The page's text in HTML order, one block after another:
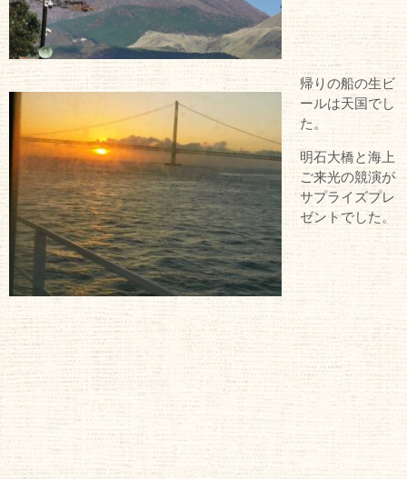
帰りの船の生ビ
ールは天国でし
た。
明石大橋と海上
ご来光の競演が
サプライズプレ
ゼントでした。